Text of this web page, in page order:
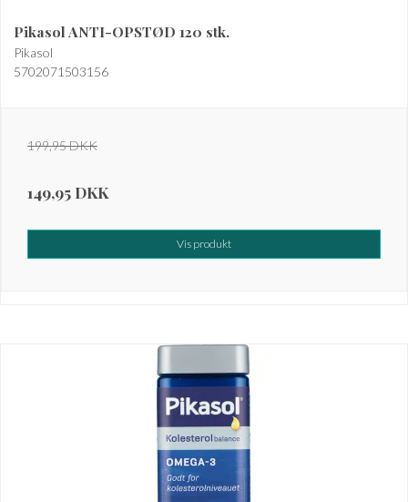
Pikasol ANTI-OPSTØD 120 stk.
Pikasol
5702071503156
199,95 DKK
149,95 DKK
Vis produkt